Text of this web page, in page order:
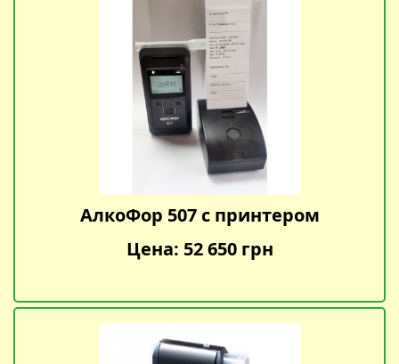
АлкоФор 507 с принтером
Цена: 52 650 грн